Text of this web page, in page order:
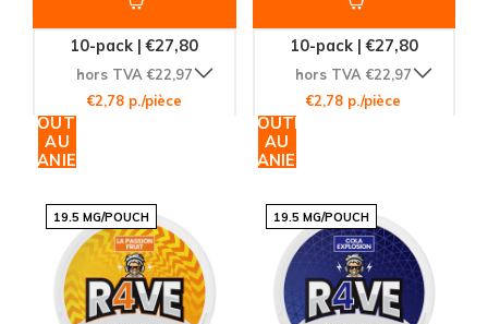
10-pack | €27,80
hors TVA €22,97
€2,78 p./pièce
AJOUTER
AU
PANIER
10-pack | €27,80
hors TVA €22,97
€2,78 p./pièce
AJOUTER
AU
PANIER
19.5 MG/POUCH 19.5 MG/POUCH